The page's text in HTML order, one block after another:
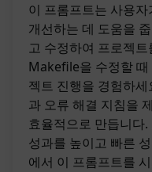
이 프롬프트는 사용
개선하는 데 도움을
고 수정하여 프로젝
Makefile을 수정할 때
젝트 진행을 경험하
과 오류 해결 지침을
효율적으로 만듭니다
성과를 높이고 빠른
에서 이 프롬프트를